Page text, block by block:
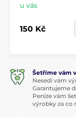
u vás
150 Kč
Šetříme vám
Nesedí vám
Garantujeme
Peníze vám
výrobky za co